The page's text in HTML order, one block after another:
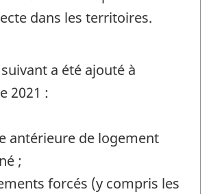
dans les territoires.
a été ajouté à
2021 :
antérieure de logement
;
forcés (y compris les